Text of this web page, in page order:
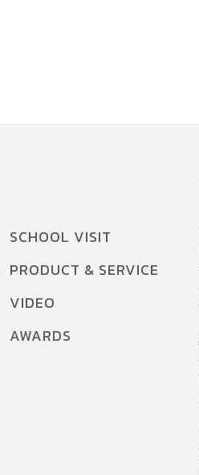
SCHOOL VISIT
PRODUCT & SERVICE
VIDEO
AWARDS